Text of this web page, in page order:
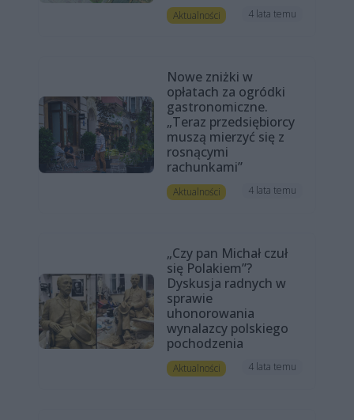
Aktualności 4 lata temu
Nowe zniżki w
opłatach za ogródki
gastronomiczne.
„Teraz przedsiębiorcy
muszą mierzyć się z
rosnącymi
rachunkami”
Aktualności 4 lata temu
„Czy pan Michał czuł
się Polakiem”?
Dyskusja radnych w
sprawie
uhonorowania
wynalazcy polskiego
pochodzenia
Aktualności 4 lata temu